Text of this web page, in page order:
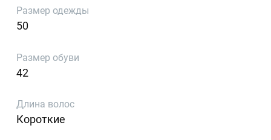
Размер одежды
50
Размер обуви
42
Длина волос
Короткие